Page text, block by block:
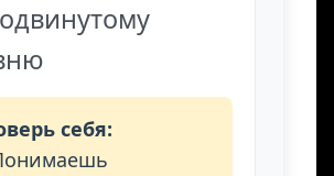
себя: